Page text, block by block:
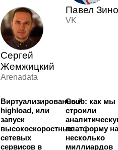
Сергей
Жемжицкий
Arenadata
Павел
VK
Виртуализированный
highload, или
запуск
высокоскоростных
сетевых
сервисов в
Coub: как мы
строили
платформу
несколько
миллиардов